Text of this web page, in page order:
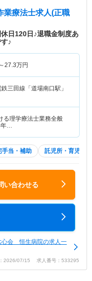
業療法士求人(正職
日120日♪退職金制度あ
♪
27.3万円
三田線「道場南口駅」
る理学療法士業務全般
年…
手当・補助 託児所・育児補助
い合わせる
心会 恒生病院の求人一
2026/07/15 求人番号：533295